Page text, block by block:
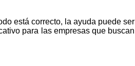
está correcto, la ayuda puede ser
para las empresas que buscan